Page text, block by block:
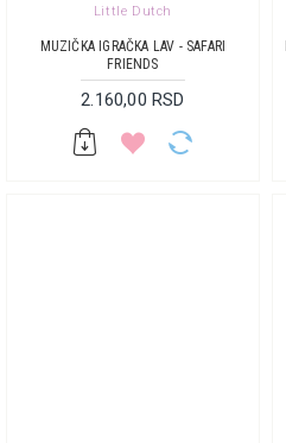
Little Dutch
MUZIČKA IGRAČKA LAV - SAFARI
FRIENDS
2.160,00 RSD